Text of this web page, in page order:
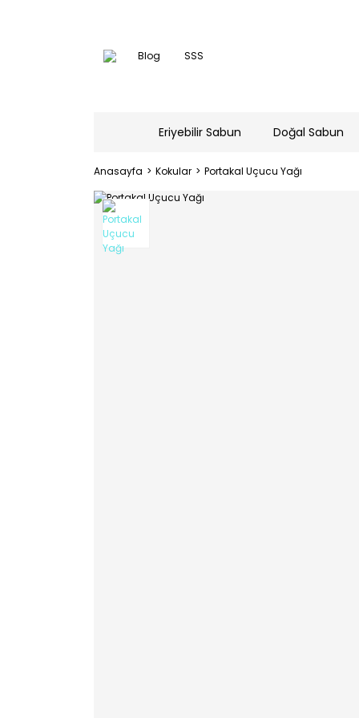
Blog SSS
Eriyebilir Sabun Doğal Sabun
Anasayfa Kokular Portakal Uçucu Yağı